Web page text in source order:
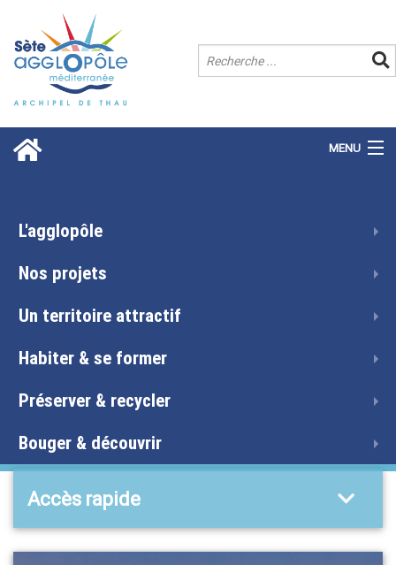
MENU
L'agglopôle
Nos projets
Un territoire attractif
Habiter & se former
Préserver & recycler
Bouger & découvrir
Accès rapide